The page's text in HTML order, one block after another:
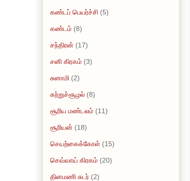
கண்டப் பெயர்ச்சி (5)
கண்டம் (8)
சந்திரன் (17)
சனி கிரகம் (3)
சுனாமி (2)
சுற்றுச்சூழல் (8)
சூரிய மண்டலம் (11)
சூரியன் (18)
செயற்கைக்கோள் (15)
செவ்வாய் கிரகம் (20)
தினமணி சுடர் (2)